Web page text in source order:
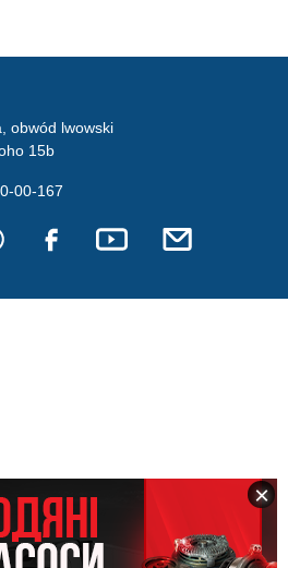
obwód lwowski
15b
00-167
×